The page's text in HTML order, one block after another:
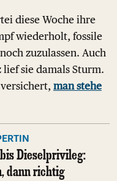
diese Woche ihre
wiederholt, fossile
zuzulassen. Auch
lief sie damals Sturm.
man stehe
Dieselprivileg:
dann richtig